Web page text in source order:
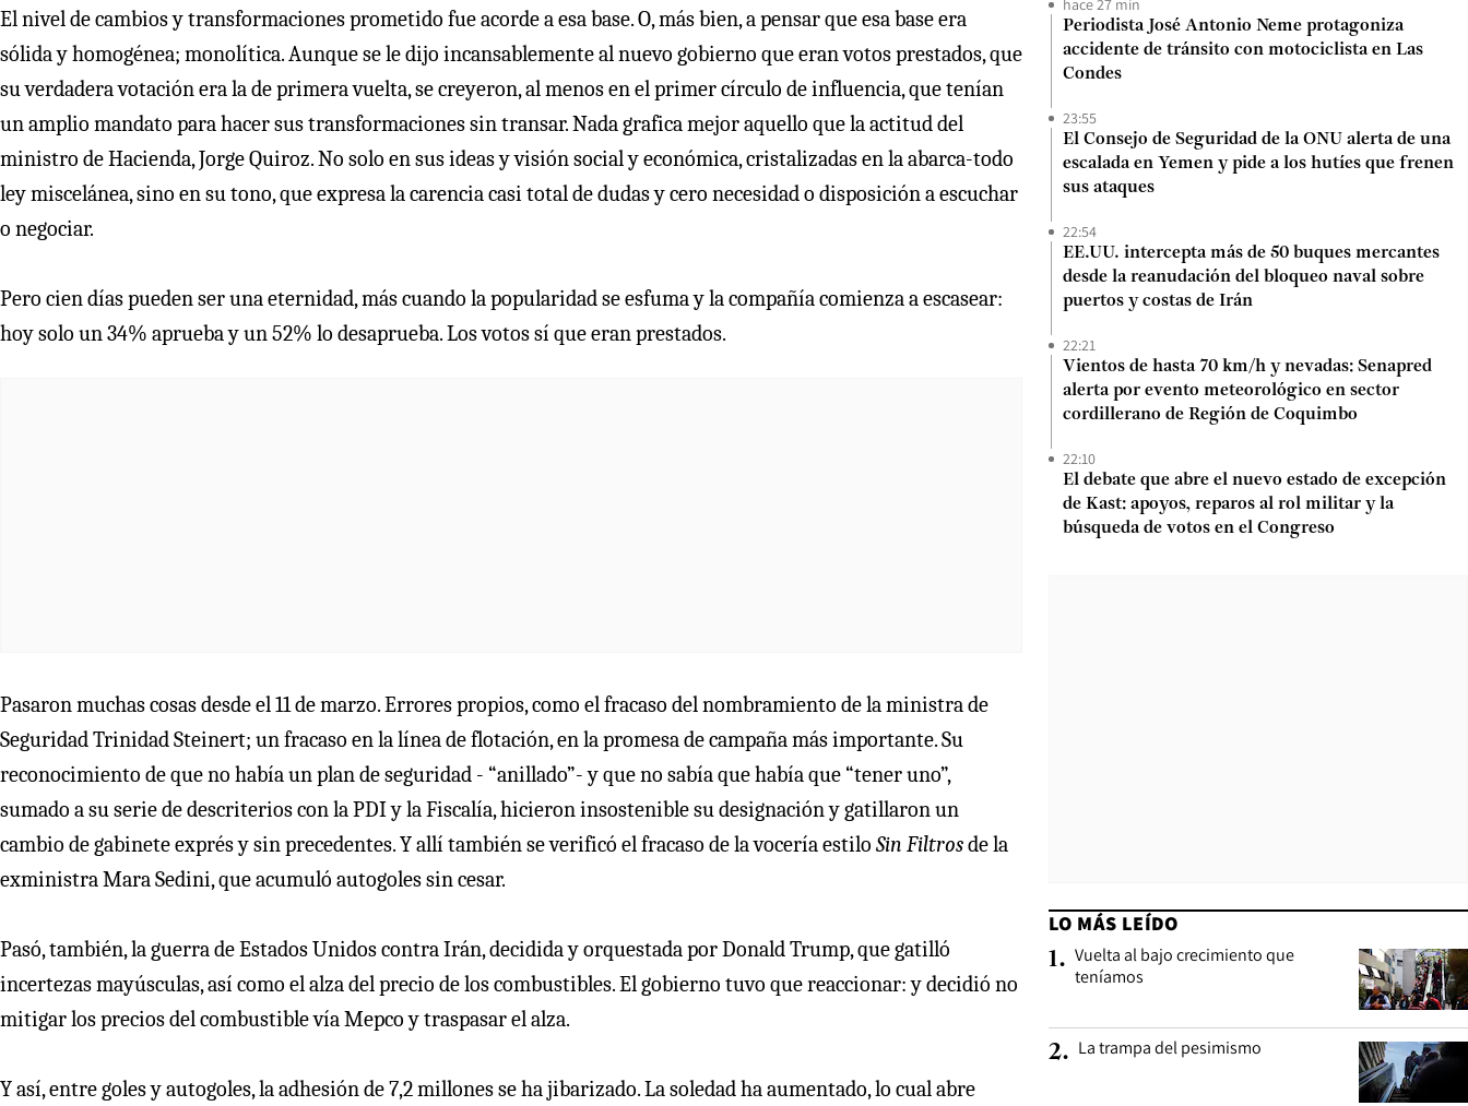
El nivel de cambios y transformaciones prometido fue acorde a esa base. O, más bien, a pensar que esa base era
sólida y homogénea; monolítica. Aunque se le dijo incansablemente al nuevo gobierno que eran votos prestados, que
su verdadera votación era la de primera vuelta, se creyeron, al menos en el primer círculo de influencia, que tenían
un amplio mandato para hacer sus transformaciones sin transar. Nada grafica mejor aquello que la actitud del
ministro de Hacienda, Jorge Quiroz. No solo en sus ideas y visión social y económica, cristalizadas en la abarca-todo
ley miscelánea, sino en su tono, que expresa la carencia casi total de dudas y cero necesidad o disposición a escuchar
o negociar.
Pero cien días pueden ser una eternidad, más cuando la popularidad se esfuma y la compañía comienza a escasear:
hoy solo un 34% aprueba y un 52% lo desaprueba. Los votos sí que eran prestados.
Pasaron muchas cosas desde el 11 de marzo. Errores propios, como el fracaso del nombramiento de la ministra de
Seguridad Trinidad Steinert; un fracaso en la línea de flotación, en la promesa de campaña más importante. Su
reconocimiento de que no había un plan de seguridad - “anillado”- y que no sabía que había que “tener uno”,
sumado a su serie de descriterios con la PDI y la Fiscalía, hicieron insostenible su designación y gatillaron un
cambio de gabinete exprés y sin precedentes. Y allí también se verificó el fracaso de la vocería estilo Sin Filtrosde la
exministra Mara Sedini, que acumuló autogoles sin cesar.
Pasó, también, la guerra de Estados Unidos contra Irán, decidida y orquestada por Donald Trump, que gatilló
incertezas mayúsculas, así como el alza del precio de los combustibles. El gobierno tuvo que reaccionar: y decidió no
mitigar los precios del combustible vía Mepco y traspasar el alza.
Y así, entre goles y autogoles, la adhesión de 7,2 millones se ha jibarizado. La soledad ha aumentado, lo cual abre
hace 27 min
Periodista José Antonio Neme protagoniza
accidente de tránsito con motociclista en Las
Condes
23:55
El Consejo de Seguridad de la ONU alerta de una
escalada en Yemen y pide a los hutíes que frenen
sus ataques
22:54
EE.UU. intercepta más de 50 buques mercantes
desde la reanudación del bloqueo naval sobre
puertos y costas de Irán
22:21
Vientos de hasta 70 km/h y nevadas: Senapred
alerta por evento meteorológico en sector
cordillerano de Región de Coquimbo
22:10
El debate que abre el nuevo estado de excepción
de Kast: apoyos, reparos al rol militar y la
búsqueda de votos en el Congreso
LO MÁS LEÍDO
1. Vuelta al bajo crecimiento que
teníamos
2. La trampa del pesimismo